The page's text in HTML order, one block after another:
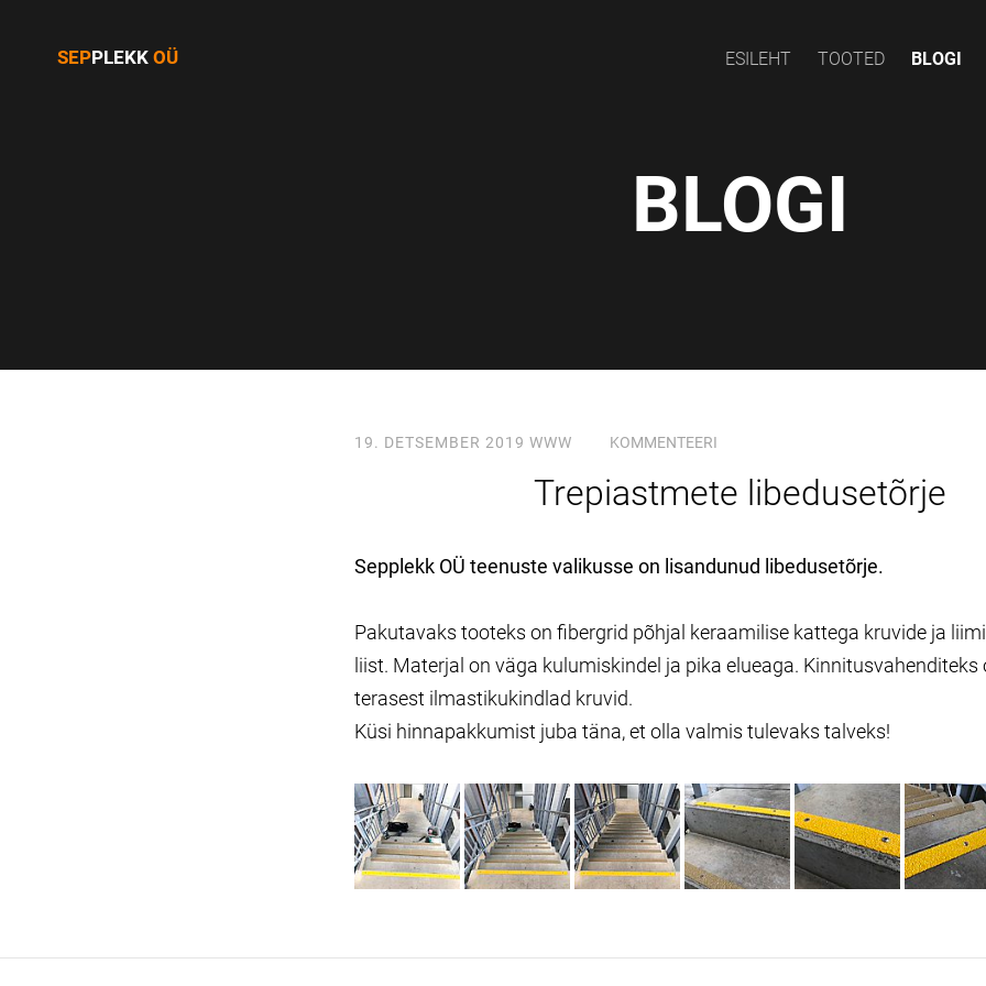
SEPPLEKK OÜ ESILEHT TOOTED BLOGI
BLOGI
19. DETSEMBER 2019 WWW KOMMENTEERI
Trepiastmete libedusetõrje
Sepplekk OÜ teenuste valikusse on lisandunud libedusetõrje.
Pakutavaks tooteks on fibergrid põhjal keraamilise kattega kruvide ja
liist. Materjal on väga kulumiskindel ja pika elueaga.
terasest ilmastikukindlad kruvid.
Küsi hinnapakkumist juba täna, et olla valmis tulevaks talveks!